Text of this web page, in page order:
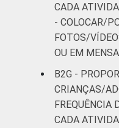
CADA
- COLOCAR/
FOTOS/
OU EM
B2G -
CRIANÇAS/
FREQUÊNCIA
CADA